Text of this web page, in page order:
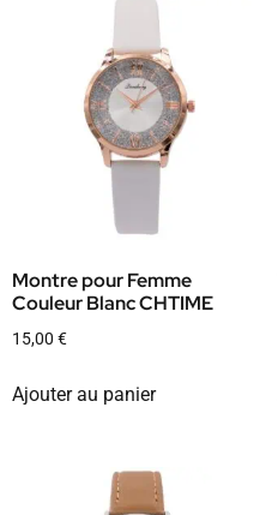
Montre pour Femme
Couleur Blanc CHTIME
15,00 €
Ajouter au panier